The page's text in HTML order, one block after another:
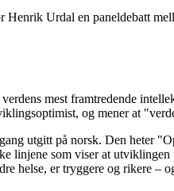
Henrik Urdal en paneldebatt
mest framtredende
og mener at
utgitt på norsk. Den heter
linjene som viser at
helse, er tryggere og rikere –